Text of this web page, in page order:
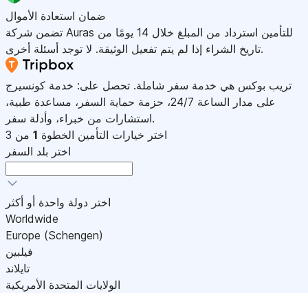
ضمان استعادة الأموال
تضمن شركة Auras للتأمين استرداد من المبلغ خلال 14 يومًا من
تاريخ الشراء إذا لم يتم تفعيل الوثيقة. لا توجد أسئلة أخرى.
تريب بوكس هي خدمة سفر شاملة. تحصل على: خدمة كونسيرج
على مدار الساعة 24/7، حزمة حماية السفر، مساعدة طبية،
استشارات من خبراء، وأدلة سفر.
اختر خيارات التأمين الخطوة 1 من 3
اختر بلد السفر
اختر دولة واحدة أو أكثر
Worldwide
Europe (Schengen)
فيلبين
تايلاند
الولايات المتحدة الأمريكية